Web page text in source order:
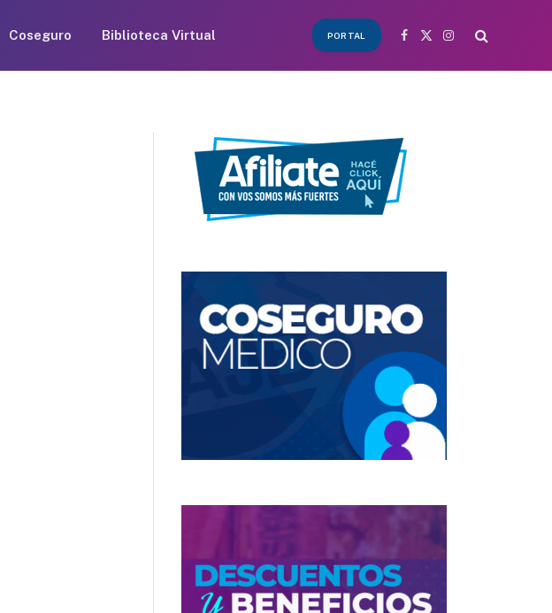
Coseguro Biblioteca Virtual PORTAL
Facebook
X
Instagram